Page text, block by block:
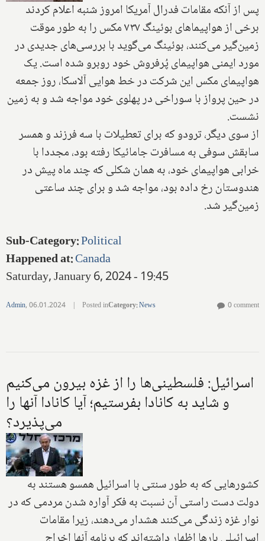
پس از آنکه مقامات فدرال آمریکا امروز شنبه اعلام کردند
برخی از هواپیماهای بوئینگ ۷۳۷ مکس را به طور موقت
زمین‌گیر می‌کنند، بوئینگ می‌گوید با بررسی‌های جدیدی در
مورد ایمنی هواپیمای پُرفروش خود روبرو شده است. یک
هواپیمای مکس این شرکت در خط هوایی آلاسکا، روز جمعه
در حین پرواز با سوراخی در پهلوی خود مواجه شد و به زمین
نشست.
از سوی دیگر، ترودو که برای تعطیلات با سه فرزند و همسر
سابقش سوفی به مسافرت جامائیکا رفته بود، مجددا با
خرابی هواپیمای خود، به همان شکلی که چند ماه پیش در
هندوستان رخ داده بود، مواجه شد و برای چند ساعتی
زمین‌گیر شد.
Sub-Category:Political
Happened at:Canada
Saturday, January 6, 2024 - 19:45
Admin,06.01.2024 | Posted inCategory:News 0 comment
اسرائیل: فلسطینی‌ها را از غزه بیرون می‌کنیم
و شاید به کانادا بفرستیم؛ آیا کانادا آنها را
می‌پذیرد؟
کشورهایی که به طور سنتی با اسرائیل همسو هستند به
دولت دست راستی آن نسبت به فکر آواره شدن مردمی که در
نوار غزه زندگی می‌کنند هشدار می‌دهند، زیرا مقامات